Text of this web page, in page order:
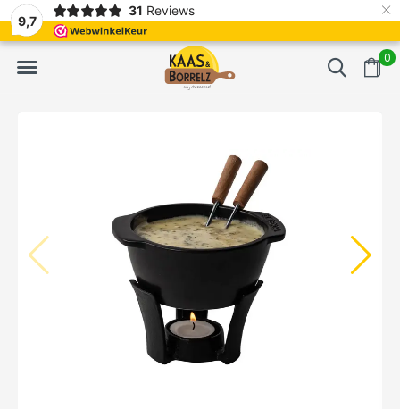
9,7
31 Reviews ×
0
Meistens Lieferung innerhalb von 3 Tagen Gratis bezorgd